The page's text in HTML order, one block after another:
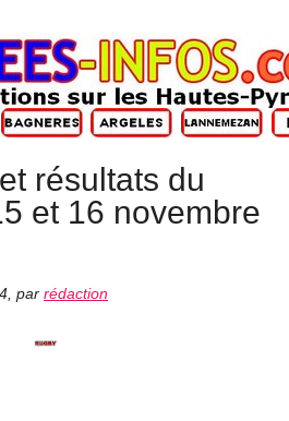
résultats du
et 16 novembre
par rédaction